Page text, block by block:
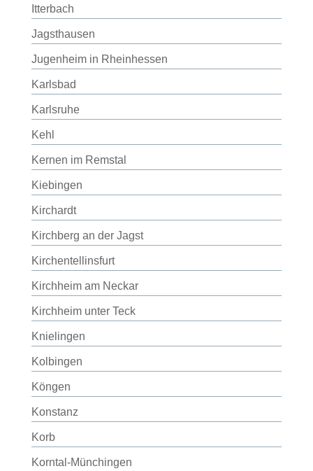
Itterbach
Jagsthausen
Jugenheim in Rheinhessen
Karlsbad
Karlsruhe
Kehl
Kernen im Remstal
Kiebingen
Kirchardt
Kirchberg an der Jagst
Kirchentellinsfurt
Kirchheim am Neckar
Kirchheim unter Teck
Knielingen
Kolbingen
Köngen
Konstanz
Korb
Korntal-Münchingen